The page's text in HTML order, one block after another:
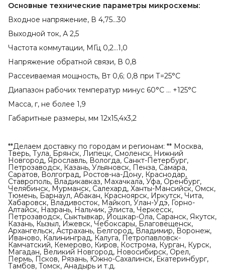
Основные технические параметры микросхемы:
Входное напряжение, В 4,75…30
Выходной ток, А 2,5
Частота коммутации, МГц 0,2…1,0
Напряжение обратной связи, В 0,8
Рассеиваемая мощность, Вт 0,6; 0,8 при Т=25°С
Диапазон рабочих температур минус 60°С … +125°С
Масса, г, не более 1,9
Габаритные размеры, мм 12х15,4х3,2
**Делаем доставку по городам и регионам: ** Москва,
Тверь, Тула, Брянск, Липецк, Смоленск, Нижний
Новгород, Ярославль, Вологда, Санкт-Петербург,
Петрозаводск, Казань, Ульяновск, Пенза, Самара,
Саратов, Волгоград, Ростов-на-Дону, Краснодар,
Ставрополь, Владикавказ, Махачкала, Уфа, Оренбург,
Челябинск, Мурманск, Салехард, Ханты-Мансийск, Омск,
Тюмень, Барнаул, Абакан, Красноярск, Иркутск, Чита,
Хабаровск, Владивосток, Майкоп, Улан-Удэ, Горно-
Алтайск, Назрань, Нальчик, Элиста, Черкесск,
Петрозаводск, Сыктывкар, Йошкар-Ола, Саранск, Якутск,
Казань, Кызыл, Ижевск, Чебоксары, Благовещенск,
Архангельск, Астрахань, Белгород, Владимир, Воронеж,
Иваново, Калининград, Калуга, Петропавловск-
Камчатский, Кемерово, Киров, Кострома, Курган, Курск,
Магадан, Великий Новгород, Новосибирск, Орел,
Пермь, Псков, Рязань, Южно-Сахалинск, Екатеринбург,
Тамбов, Томск, Анадырь и т.д.